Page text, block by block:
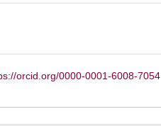
orcid.org/0000-0001-6008-7054